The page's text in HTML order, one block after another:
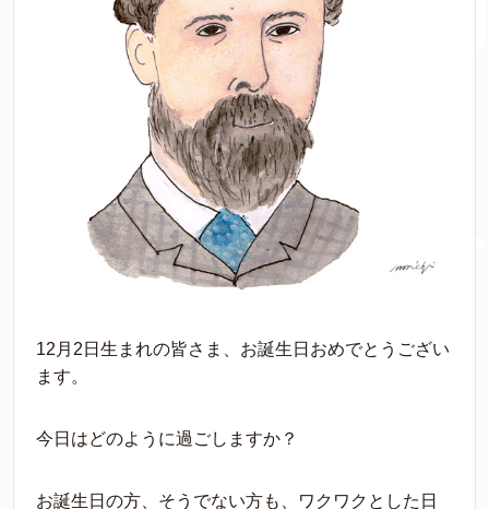
12月2日生まれの皆さま、お誕生日おめでとうござい
ます。
今日はどのように過ごしますか？
お誕生日の方、そうでない方も、ワクワクとした日